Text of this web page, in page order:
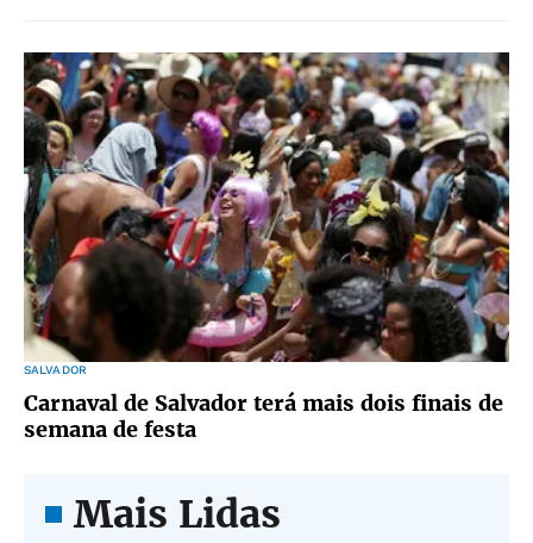
SALVADOR
Carnaval de Salvador terá mais dois finais de
semana de festa
Mais Lidas